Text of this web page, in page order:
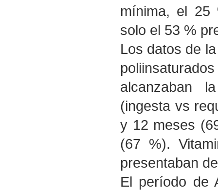
mínima, el 25
solo el 53 %
Los datos de
alcanzaban
(ingesta vs
y 12 meses
(67 %).
presentaban
El período de